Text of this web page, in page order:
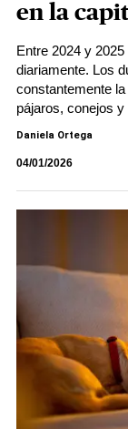
en la
Entre 2024 y
diariamente. Los
constantemente
pájaros, conejos y
Daniela Ortega
04/01/2026